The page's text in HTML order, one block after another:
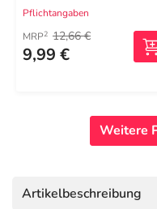
Pflichtangaben
MRP2 12,66 €
9,99 €
Weitere
Artikelbeschreibung